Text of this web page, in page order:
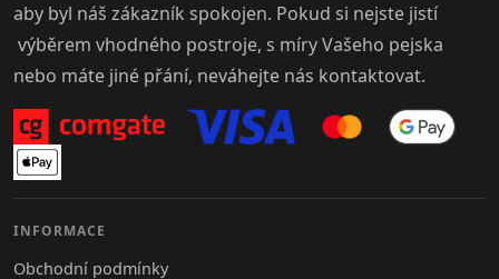
aby byl náš zákazník spokojen. Pokud si nejste jistí
výběrem vhodného postroje, s míry Vašeho pejska
nebo máte jiné přání, neváhejte nás kontaktovat.
INFORMACE
Obchodní podmínky